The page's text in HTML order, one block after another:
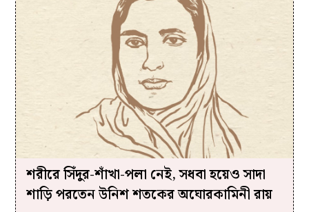
শরীরে সিঁদুর-শাঁখা-পলা নেই, সধবা হয়েও সাদা
শাড়ি পরতেন উনিশ শতকের অঘোরকামিনী রায়